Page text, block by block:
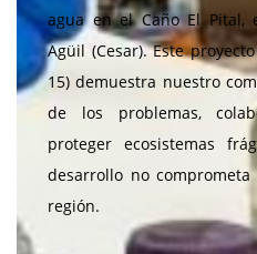
agua en el Caño El Pital,
Agüil (Cesar). Este
15) demuestra nuestro
de los problemas,
proteger ecosistemas
desarrollo no
región.